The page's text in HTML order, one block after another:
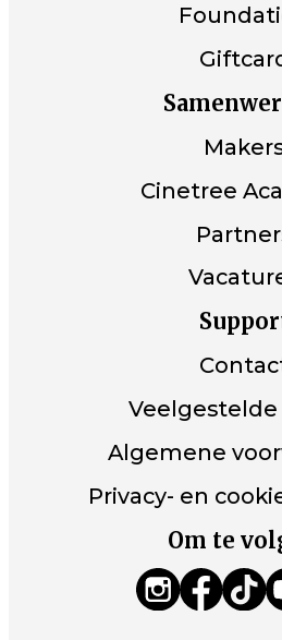
Cinetree
Veelgestelde
Algemene
Privacy- en
Om te